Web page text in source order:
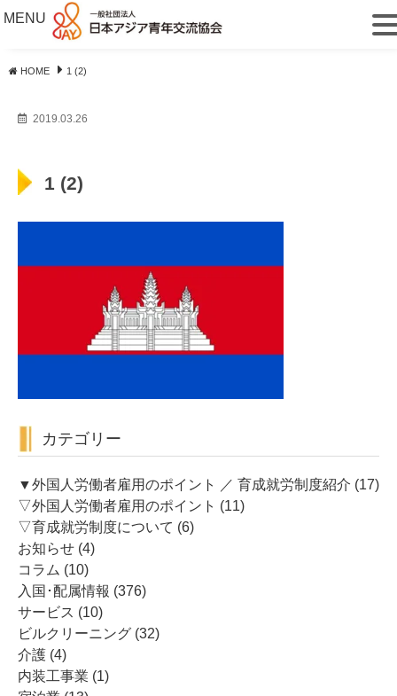
HOME 1 (2)
2019.03.26
1 (2)
カテゴリー
▼外国人労働者雇用のポイント ／ 育成就労制度紹介 (17)
▽外国人労働者雇用のポイント (11)
▽育成就労制度について (6)
お知らせ (4)
コラム (10)
入国･配属情報 (376)
サービス (10)
ビルクリーニング (32)
介護 (4)
内装工事業 (1)
MENU